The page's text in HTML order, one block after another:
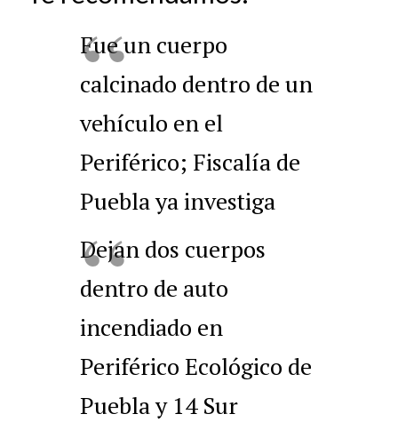
Fue un cuerpo
calcinado dentro de un
vehículo en el
Periférico; Fiscalía de
Puebla ya investiga
Dejan dos cuerpos
dentro de auto
incendiado en
Periférico Ecológico de
Puebla y 14 Sur